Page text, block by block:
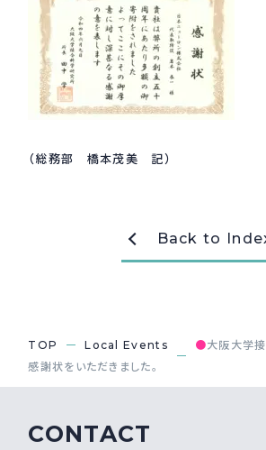
（総務部 橋本茂美 記）
Back to
TOP Local Events ●大阪大学
感謝状をいただきました。
CONTACT